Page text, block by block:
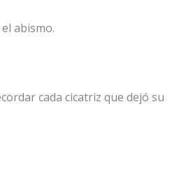
abismo.
cada cicatriz que dejó su